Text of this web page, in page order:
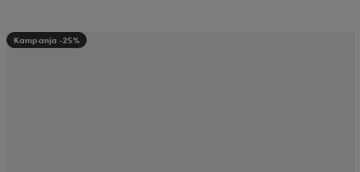
Kampanja -25%